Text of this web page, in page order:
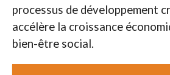
processus de développement
accélère la croissance
bien-être social.